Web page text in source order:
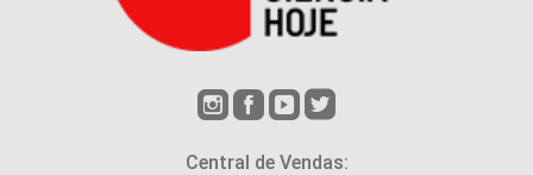
Central de Vendas: